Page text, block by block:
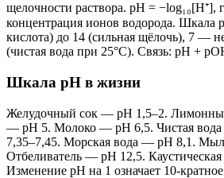
щелочности раствора. pH = −log₁₀[H⁺],
концентрация ионов водорода. Шкала
кислота) до 14 (сильная щёлочь), 7 —
(чистая вода при 25°C). Связь: pH +
Шкала pH в жизни
Желудочный сок — pH 1,5–2.
— pH 5. Молоко — pH 6,5. Чистая
7,35–7,45. Морская вода — pH 8,1.
Отбеливатель — pH 12,5.
Изменение pH на 1 означает 10-